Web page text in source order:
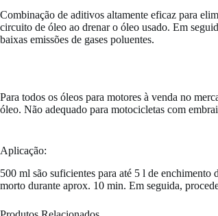
Combinação de aditivos altamente eficaz para
circuito de óleo ao drenar o óleo usado. Em
baixas emissões de gases poluentes.
Para todos os óleos para motores à venda no
óleo. Não adequado para motocicletas com
Aplicação:
500 ml são suficientes para até 5 l de
morto durante aprox. 10 min. Em seguida,